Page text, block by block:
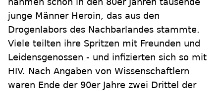
junge Männer Heroin, das aus den
Drogenlabors des Nachbarlandes stammte.
Viele teilten ihre Spritzen mit Freunden und
Leidensgenossen - und infizierten sich so mit
HIV. Nach Angaben von Wissenschaftlern
waren Ende der 90er Jahre zwei Drittel der